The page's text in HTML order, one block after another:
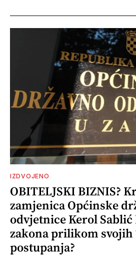
IZDVOJENO
OBITELJSKI BIZNIS?
zamjenica Općinske
odvjetnice Kerol
zakona prilikom svojih
postupanja?